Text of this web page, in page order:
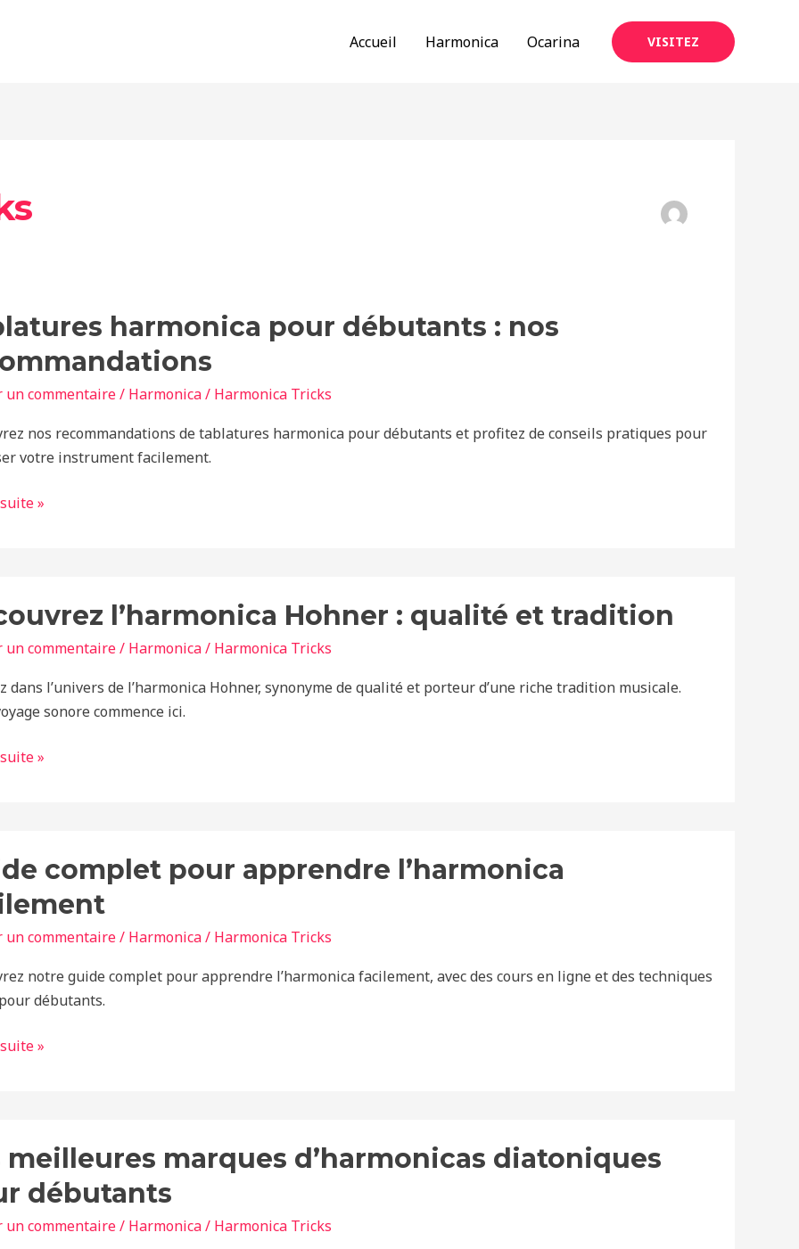
Accueil Harmonica Ocarina VISITEZ
harmonica pour débutants : nos
un commentaire/ Harmonica/ Harmonica Tricks
nos recommandations de tablatures harmonica pour débutants et profitez de conseils pratiques pour
votre instrument facilement.
»
l’harmonica Hohner : qualité et tradition
un commentaire/ Harmonica/ Harmonica Tricks
dans l’univers de l’harmonica Hohner, synonyme de qualité et porteur d’une riche tradition musicale.
sonore commence ici.
»
complet pour apprendre l’harmonica
un commentaire/ Harmonica/ Harmonica Tricks
notre guide complet pour apprendre l’harmonica facilement, avec des cours en ligne et des techniques
débutants.
»
meilleures marques d’harmonicas diatoniques
débutants
un commentaire/ Harmonica/ Harmonica Tricks